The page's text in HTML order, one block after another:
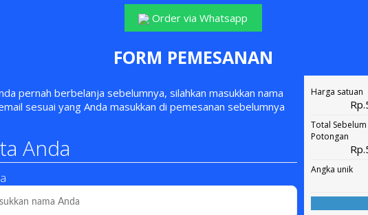
Order via Whatsapp
FORM PEMESANAN
pernah berbelanja sebelumnya, silahkan masukkan nama
sesuai yang Anda masukkan di pemesanan sebelumnya
Anda
Harga satuan
Total Sebelum
Potongan
Angka unik